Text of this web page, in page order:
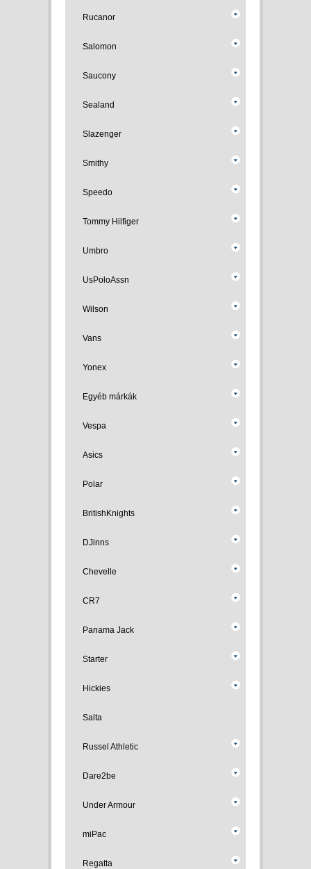
Rucanor
Salomon
Saucony
Sealand
Slazenger
Smithy
Speedo
Tommy Hilfiger
Umbro
UsPoloAssn
Wilson
Vans
Yonex
Egyéb márkák
Vespa
Asics
Polar
BritishKnights
DJinns
Chevelle
CR7
Panama Jack
Starter
Hickies
Salta
Russel Athletic
Dare2be
Under Armour
miPac
Regatta